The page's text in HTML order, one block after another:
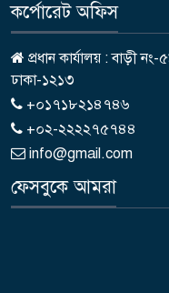
কর্পোরেট অফিস
প্রধান কার্যালয় : বাড়ী
ঢাকা-১২১৩
+০১৭১৮২১৪৭৪৬
+০২-২২২২৭৫৭৪৪
info@gmail.com
ফেসবুকে আমরা